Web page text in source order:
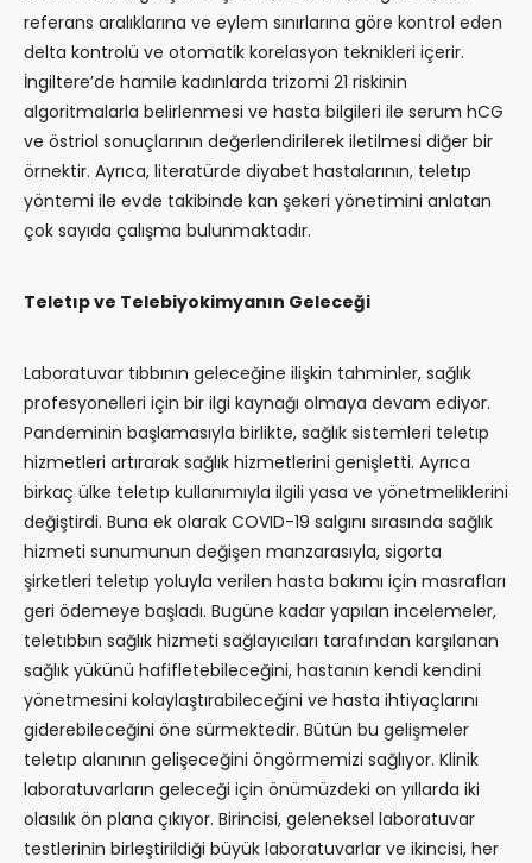
referans aralıklarına ve eylem sınırlarına göre kontrol eden
delta kontrolü ve otomatik korelasyon teknikleri içerir.
İngiltere’de hamile kadınlarda trizomi 21 riskinin
algoritmalarla belirlenmesi ve hasta bilgileri ile serum hCG
ve östriol sonuçlarının değerlendirilerek iletilmesi diğer bir
örnektir. Ayrıca, literatürde diyabet hastalarının, teletıp
yöntemi ile evde takibinde kan şekeri yönetimini anlatan
çok sayıda çalışma bulunmaktadır.
Teletıp ve Telebiyokimyanın Geleceği
Laboratuvar tıbbının geleceğine ilişkin tahminler, sağlık
profesyonelleri için bir ilgi kaynağı olmaya devam ediyor.
Pandeminin başlamasıyla birlikte, sağlık sistemleri teletıp
hizmetleri artırarak sağlık hizmetlerini genişletti. Ayrıca
birkaç ülke teletıp kullanımıyla ilgili yasa ve yönetmeliklerini
değiştirdi. Buna ek olarak COVID-19 salgını sırasında sağlık
hizmeti sunumunun değişen manzarasıyla, sigorta
şirketleri teletıp yoluyla verilen hasta bakımı için masrafları
geri ödemeye başladı. Bugüne kadar yapılan incelemeler,
teletıbbın sağlık hizmeti sağlayıcıları tarafından karşılanan
sağlık yükünü hafifletebileceğini, hastanın kendi kendini
yönetmesini kolaylaştırabileceğini ve hasta ihtiyaçlarını
giderebileceğini öne sürmektedir. Bütün bu gelişmeler
teletıp alanının gelişeceğini öngörmemizi sağlıyor. Klinik
laboratuvarların geleceği için önümüzdeki on yıllarda iki
olasılık ön plana çıkıyor. Birincisi, geleneksel laboratuvar
testlerinin birleştirildiği büyük laboratuvarlar ve ikincisi, her